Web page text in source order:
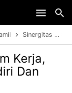
Sinergitas
Kerja,
Dan